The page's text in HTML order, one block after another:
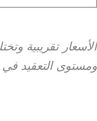
الأسعار تقريبية
ومستوى التعقيد في